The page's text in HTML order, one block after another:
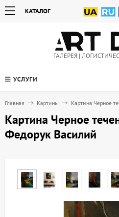
КАТАЛОГ
ГАЛЕРЕЯ |
УСЛУГИ
Главная Картины Картина Черное
Картина Черное
Федорук Василий